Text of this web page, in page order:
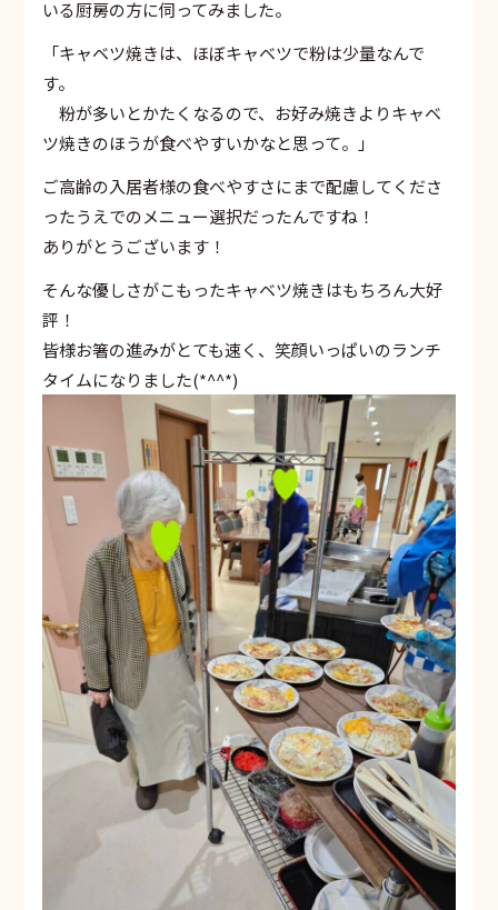
いる厨房の方に伺ってみました。
「キャベツ焼きは、ほぼキャベツで粉は少量なんで
す。
粉が多いとかたくなるので、お好み焼きよりキャベ
ツ焼きのほうが食べやすいかなと思って。」
ご高齢の入居者様の食べやすさにまで配慮してくださ
ったうえでのメニュー選択だったんですね！
ありがとうございます！
そんな優しさがこもったキャベツ焼きはもちろん大好
評！
皆様お箸の進みがとても速く、笑顔いっぱいのランチ
タイムになりました(*^^*)